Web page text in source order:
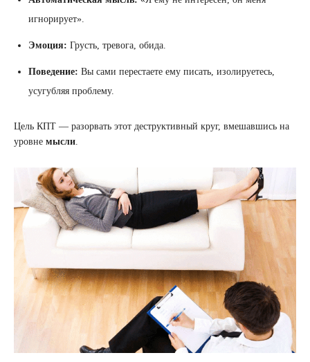
игнорирует».
Эмоция: Грусть, тревога, обида.
Поведение: Вы сами перестаете ему писать, изолируетесь,
усугубляя проблему.
Цель КПТ — разорвать этот деструктивный круг, вмешавшись на
уровне мысли.